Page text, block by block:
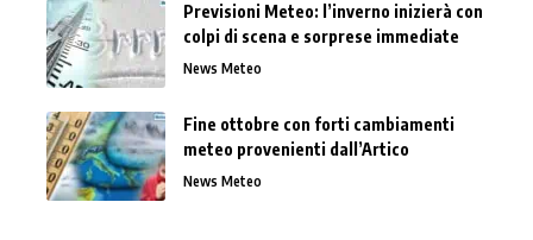
Previsioni Meteo: l’inverno inizierà con
colpi di scena e sorprese immediate
News Meteo
Fine ottobre con forti cambiamenti
meteo provenienti dall’Artico
News Meteo